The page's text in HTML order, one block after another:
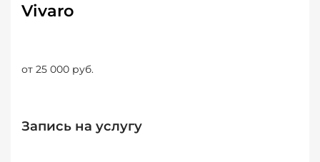
Vivaro
от 25 000 руб.
Запись на услугу